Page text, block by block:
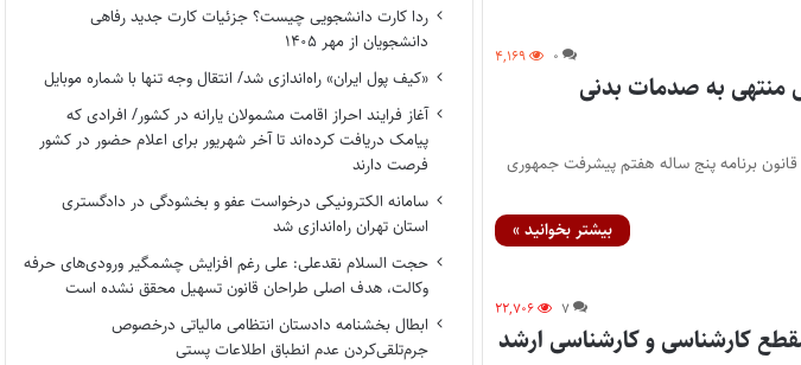
۰ ۴,۱۶۹
منتهی به صدمات بدنی
تصویبنامه هیات وزیران درخصوص آیین‌نامه اجرایی بند د ماده ۱۱۳ قانون برنامه پنج ساله هفتم پیشرفت جمهوری
بیشتر بخوانید »
۷ ۲۲,۷۰۶
کارشناسی و کارشناسی ارشد
ردا کارت دانشجویی چیست؟ جزئیات کارت جدید رفاهی
دانشجویان از مهر ۱۴۰۵
«کیف پول ایران» راه‌اندازی شد/ انتقال وجه تنها با شماره موبایل
آغاز فرایند احراز اقامت مشمولان یارانه در کشور/ افرادی که
پیامک دریافت کرده‌اند تا آخر شهریور برای اعلام حضور در کشور
فرصت دارند
سامانه الکترونیکی درخواست عفو و بخشودگی در دادگستری
استان تهران راه‌اندازی شد
حجت السلام نقدعلی: علی رغم افزایش چشمگیر ورودی‌های حرفه
وکالت، هدف اصلی طراحان قانون تسهیل محقق نشده است
ابطال بخشنامه دادستان انتظامی مالیاتی درخصوص
جرم‌تلقی‌کردن عدم انطباق اطلاعات پستی